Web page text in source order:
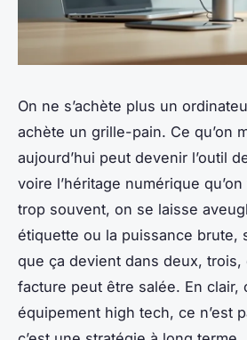
On ne s’achète plus un
achète un grille-pain. Ce qu’on
aujourd’hui peut devenir l’outil
voire l’héritage numérique
trop souvent, on se laisse
étiquette ou la puissance brute,
que ça devient dans deux, trois,
facture peut être salée. En clair,
équipement high tech, ce n’est